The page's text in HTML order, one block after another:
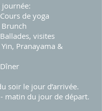
journée:
de yoga
visites
Pranayama &
soir le jour d’arrivée.
matin du jour de départ.